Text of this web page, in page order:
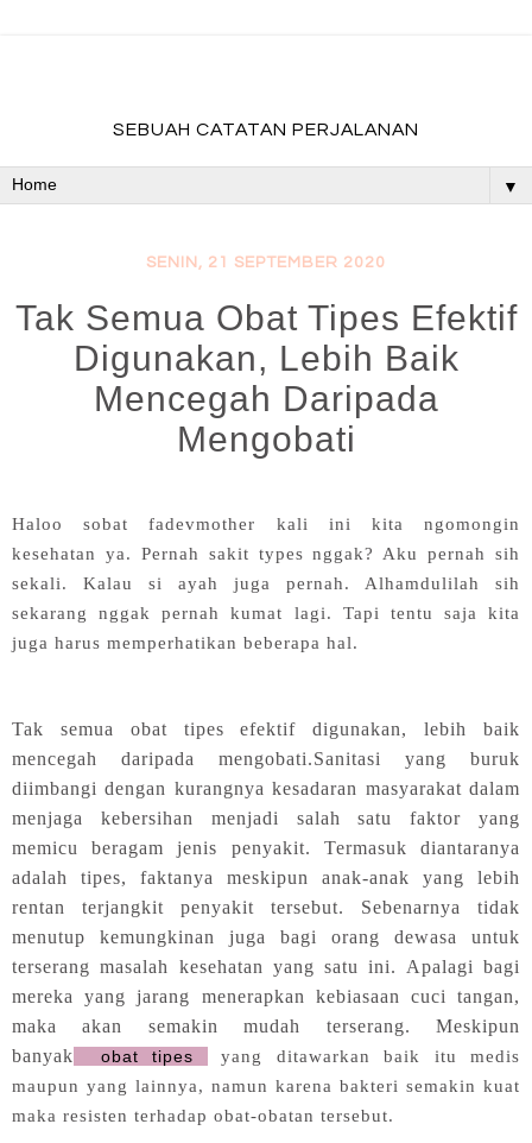
SEBUAH CATATAN PERJALANAN
▼
SENIN, 21 SEPTEMBER 2020
Tak Semua Obat Tipes Efektif
Digunakan, Lebih Baik
Mencegah Daripada
Mengobati
Haloo sobat fadevmother kali ini kita ngomongin
kesehatan ya. Pernah sakit types nggak? Aku pernah sih
sekali. Kalau si ayah juga pernah. Alhamdulilah sih
sekarang nggak pernah kumat lagi. Tapi tentu saja kita
juga harus memperhatikan beberapa hal.
Tak semua obat tipes efektif digunakan, lebih baik
mencegah daripada mengobati.Sanitasi yang buruk
diimbangi dengan kurangnya kesadaran masyarakat dalam
menjaga kebersihan menjadi salah satu faktor yang
memicu beragam jenis penyakit. Termasuk diantaranya
adalah tipes, faktanya meskipun anak-anak yang lebih
rentan terjangkit penyakit tersebut. Sebenarnya tidak
menutup kemungkinan juga bagi orang dewasa untuk
terserang masalah kesehatan yang satu ini. Apalagi bagi
mereka yang jarang menerapkan kebiasaan cuci tangan,
maka akan semakin mudah terserang. Meskipun
banyak
obat tipes
yang ditawarkan baik itu medis
maupun yang lainnya, namun karena bakteri semakin kuat
maka resisten terhadap obat-obatan tersebut.